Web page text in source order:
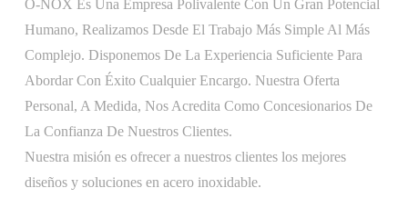
O-NOX Es Una Empresa Polivalente Con Un Gran Potencial
Humano, Realizamos Desde El Trabajo Más Simple Al Más
Complejo. Disponemos De La Experiencia Suficiente Para
Abordar Con Éxito Cualquier Encargo. Nuestra Oferta
Personal, A Medida, Nos Acredita Como Concesionarios De
La Confianza De Nuestros Clientes.
Nuestra misión es ofrecer a nuestros clientes los mejores
diseños y soluciones en acero inoxidable.